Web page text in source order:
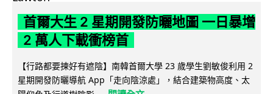
首爾大生 2 星期開發防曬地圖 一日暴增
2 萬人下載衝榜首
【行路都要揀好有遮陰】南韓首爾大學 23 歲學生劉敏俊利用 2
星期開發防曬導航 App「走向陰涼處」，結合建築物高度、太